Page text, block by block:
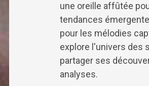
une oreille affûtée
tendances
pour les mélodies
explore l'univers des
partager ses
analyses.